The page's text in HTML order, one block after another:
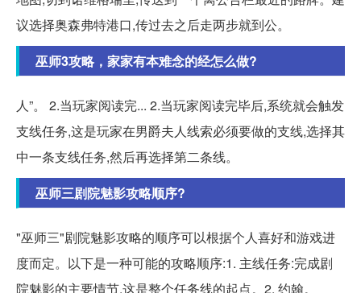
议选择奥森弗特港口,传过去之后走两步就到公。
巫师3攻略，家家有本难念的经怎么做?
人”。 2.当玩家阅读完... 2.当玩家阅读完毕后,系统就会触发
支线任务,这是玩家在男爵夫人线索必须要做的支线,选择其
中一条支线任务,然后再选择第二条线。
巫师三剧院魅影攻略顺序?
"巫师三"剧院魅影攻略的顺序可以根据个人喜好和游戏进
度而定。以下是一种可能的攻略顺序:1. 主线任务:完成剧
院魅影的主要情节,这是整个任务线的起点。2. 约翰。